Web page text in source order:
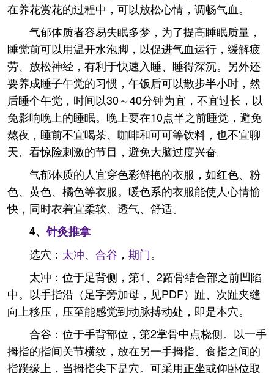
在养花赏花的过程中，可以放松心情，调畅气血。
气郁体质者容易失眠多梦，为了提高睡眠质量，
睡觉前可以用温开水泡脚，以促进气血运行，缓解疲
劳、放松神经，有利于快速入睡、睡得深沉。另外还
要养成睡子午觉的习惯，午饭后可以散步半小时，然
后睡个午觉，时间以30～40分钟为宜，不宜过长，以
免影响晚上的睡眠。晚上要在10点半之前睡觉，避免
熬夜，睡前不宜喝茶、咖啡和可可等饮料，也不宜聊
天、看惊险刺激的节目，避免大脑过度兴奋。
气郁体质的人宜穿色彩鲜艳的衣服，如红色、粉
色、黄色、橘色等衣服。暖色系的衣服能使人心情愉
快，同时衣着宜柔软、透气、舒适。
4、针灸推拿
选穴： 太冲、 合谷 ， 期门。
太冲：位于足背侧，第1、2跖骨结合部之前凹陷
中。以手指沿（足字旁加母，见PDF）趾、次趾夹缝
向上移压，压至能感觉到动脉搏动处，即是本穴。
合谷：位于手背部位，第2掌骨中点桡侧。以一手
拇指的指间关节横纹，放在另一手拇指、食指之间的
指蹼缘上，当拇指尖下是穴。可采用正坐或仰卧位取